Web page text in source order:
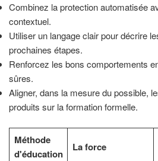
Combinez la protection automatisée
contextuel.
Utiliser un langage clair pour décrire
prochaines étapes.
Renforcez les bons comportements
sûres.
Aligner, dans la mesure du possible,
produits sur la formation formelle.
Méthode
d'éducation
La force